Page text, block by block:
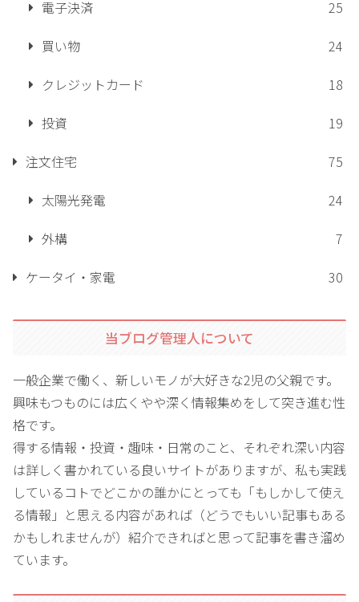
電子決済
25
買い物
24
クレジットカード
18
投資
19
注文住宅
75
太陽光発電
24
外構
7
ケータイ・家電
30
当ブログ管理人について
一般企業で働く、新しいモノが大好きな2児の父親です。
興味もつものには広くやや深く情報集めをして突き進む性
格です。
得する情報・投資・趣味・日常のこと、それぞれ深い内容
は詳しく書かれている良いサイトがありますが、私も実践
しているコトでどこかの誰かにとっても「もしかして使え
る情報」と思える内容があれば（どうでもいい記事もある
かもしれませんが）紹介できればと思って記事を書き溜め
ています。